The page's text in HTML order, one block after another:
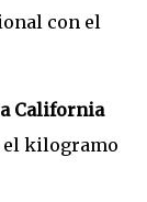
con el
California
el kilogramo